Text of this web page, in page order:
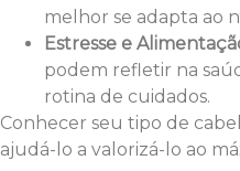
melhor se adapta ao
Estresse e
podem refletir na
rotina de cuidados.
Conhecer seu tipo de
ajudá-lo a valorizá-lo ao